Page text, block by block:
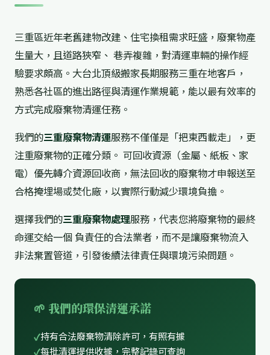
三重區近年老舊建物改建、住宅換租需求旺盛，廢棄物產
生量大，且道路狹窄、 巷弄複雜，對清運車輛的操作經
驗要求頗高。大台北頂級搬家長期服務三重在地客戶，
熟悉各社區的進出路徑與清運作業規範，能以最有效率的
方式完成廢棄物清運任務。
我們的三重廢棄物清運服務不僅僅是「把東西載走」，更
注重廢棄物的正確分類。 可回收資源（金屬、紙板、家
電）優先轉介資源回收商，無法回收的廢棄物才申報送至
合格掩埋場或焚化廠，以實際行動減少環境負擔。
選擇我們的三重廢棄物處理服務，代表您將廢棄物的最終
命運交給一個 負責任的合法業者，而不是讓廢棄物流入
非法棄置管道，引發後續法律責任與環境污染問題。
🌱 我們的環保清運承諾
持有合法廢棄物清除許可，有照有據
每批清運提供收據，完整記錄可查詢